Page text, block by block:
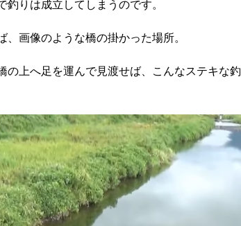
釣りは成立してしまうのです。
、画像のような橋の掛かった場所。
の上へ足を運んで見渡せば、こんなステキな